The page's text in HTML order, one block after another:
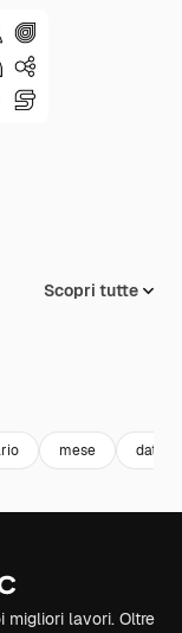
Scopri tutte
mese data
migliori lavori. Oltre